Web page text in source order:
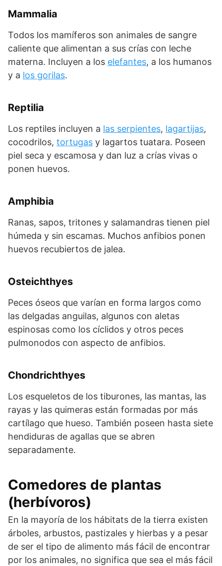
Mammalia
Todos los mamíferos son animales de sangre
caliente que alimentan a sus crías con leche
materna. Incluyen a los elefantes, a los humanos
y a los gorilas.
Reptilia
Los reptiles incluyen a las serpientes, lagartijas,
cocodrilos, tortugas y lagartos tuatara. Poseen
piel seca y escamosa y dan luz a crías vivas o
ponen huevos.
Amphibia
Ranas, sapos, tritones y salamandras tienen piel
húmeda y sin escamas. Muchos anfibios ponen
huevos recubiertos de jalea.
Osteichthyes
Peces óseos que varían en forma largos como
las delgadas anguilas, algunos con aletas
espinosas como los cíclidos y otros peces
pulmonodos con aspecto de anfibios.
Chondrichthyes
Los esqueletos de los tiburones, las mantas, las
rayas y las quimeras están formadas por más
cartílago que hueso. También poseen hasta siete
hendiduras de agallas que se abren
separadamente.
Comedores de plantas
(herbívoros)
En la mayoría de los hábitats de la tierra existen
árboles, arbustos, pastizales y hierbas y a pesar
de ser el tipo de alimento más fácil de encontrar
por los animales, no significa que sea el más fácil